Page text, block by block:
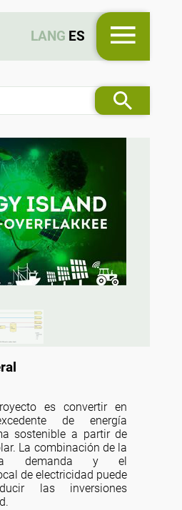
LANG ES
es convertir en
de energía
sostenible a partir de
La combinación de la
demanda y el
de electricidad puede
las inversiones